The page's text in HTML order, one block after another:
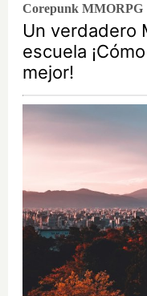
Corepunk MMORPG
Un verdadero
escuela
mejor!